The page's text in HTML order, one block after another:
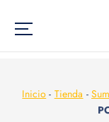
Inicio - Tienda -